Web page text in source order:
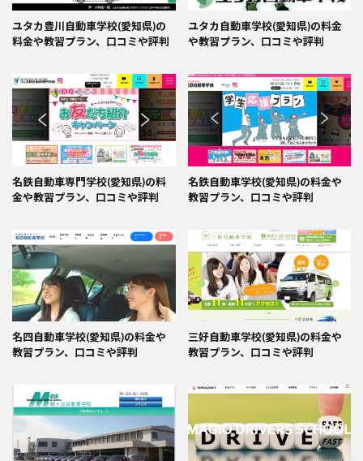
ユタカ豊川自動車学校(愛知県)の
料金や教習プラン、口コミや評判
ユタカ自動車学校(愛知県)の料金
や教習プラン、口コミや評判
名鉄自動車専門学校(愛知県)の料
金や教習プラン、口コミや評判
名鉄自動車学校(愛知県)の料金や
教習プラン、口コミや評判
名四自動車学校(愛知県)の料金や
教習プラン、口コミや評判
三好自動車学校(愛知県)の料金や
教習プラン、口コミや評判